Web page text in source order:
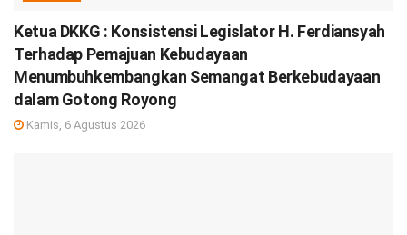
Ketua DKKG : Konsistensi Legislator H. Ferdiansyah
Terhadap Pemajuan Kebudayaan
Menumbuhkembangkan Semangat Berkebudayaan
dalam Gotong Royong
Kamis, 6 Agustus 2026